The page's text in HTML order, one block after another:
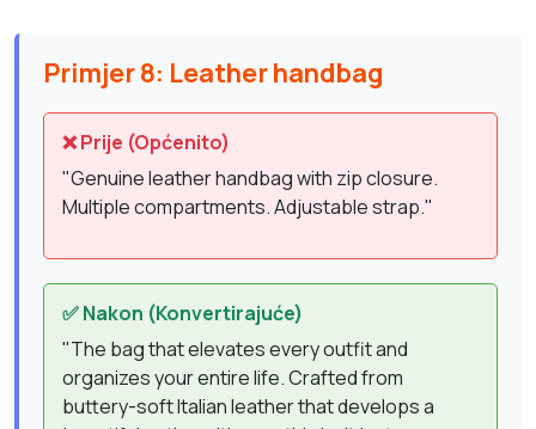
Primjer 8: Leather handbag
❌ Prije (Općenito)
"Genuine leather handbag with zip closure.
Multiple compartments. Adjustable strap."
✅ Nakon (Konvertirajuće)
"The bag that elevates every outfit and
organizes your entire life. Crafted from
buttery-soft Italian leather that develops a